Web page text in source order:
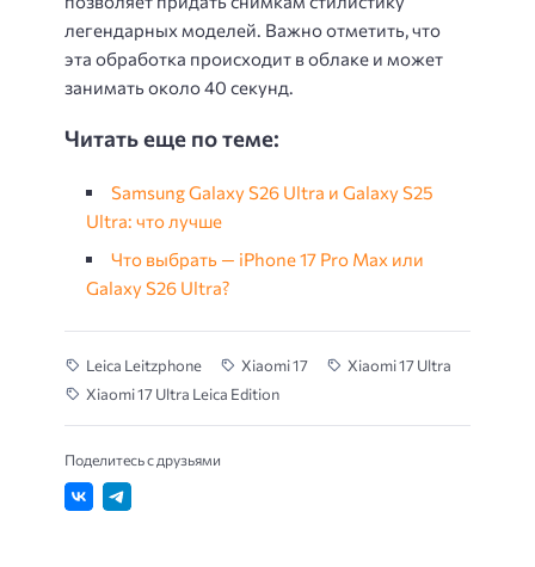
легендарных моделей. Важно отметить, что
эта обработка происходит в облаке и может
занимать около 40 секунд.
Читать еще по теме:
Samsung Galaxy S26 Ultra и Galaxy S25
Ultra: что лучше
Что выбрать — iPhone 17 Pro Max или
Galaxy S26 Ultra?
Leica Leitzphone Xiaomi 17
Xiaomi 17 Ultra
Xiaomi 17 Ultra Leica Edition
Поделитесь с друзьями